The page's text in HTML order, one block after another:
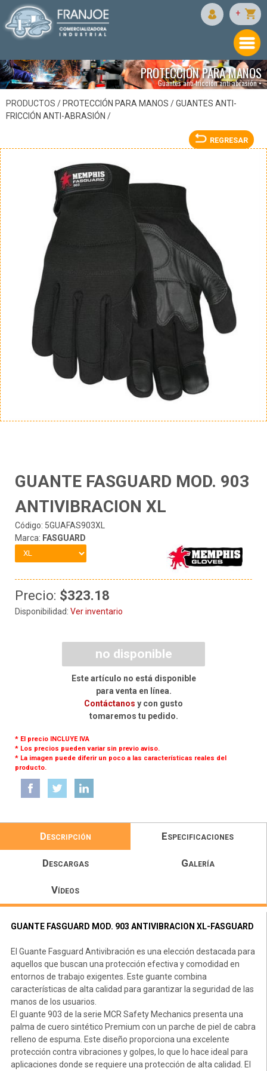
+
PROTECCIÓN PARA MANOS
Guantes anti-fricción anti-abrasión •
PRODUCTOS / PROTECCIÓN PARA MANOS /GUANTES ANTI-
FRICCIÓN ANTI-ABRASIÓN /
REGRESAR
GUANTE FASGUARD MOD. 903
ANTIVIBRACION XL
Código: 5GUAFAS903XL
Marca: FASGUARD
Precio: $323.18
Disponibilidad: Ver inventario
no disponible
Este artículo no está disponible
para venta en línea.
Contáctanos y con gusto
tomaremos tu pedido.
* El precio INCLUYE IVA
* Los precios pueden variar sin previo aviso.
* La imagen puede diferir un poco a las características reales del
producto.
Descripción Especificaciones
Descargas Galería
Vídeos
GUANTE FASGUARD MOD. 903 ANTIVIBRACION XL-FASGUARD
El Guante Fasguard Antivibración es una elección destacada para
aquellos que buscan una protección efectiva y comodidad en
entornos de trabajo exigentes. Este guante combina
características de alta calidad para garantizar la seguridad de las
manos de los usuarios.
El guante 903 de la serie MCR Safety Mechanics presenta una
palma de cuero sintético Premium con un parche de piel de cabra
relleno de espuma. Este diseño proporciona una excelente
protección contra vibraciones y golpes, lo que lo hace ideal para
aplicaciones donde se requiere una protección de alta calidad. El